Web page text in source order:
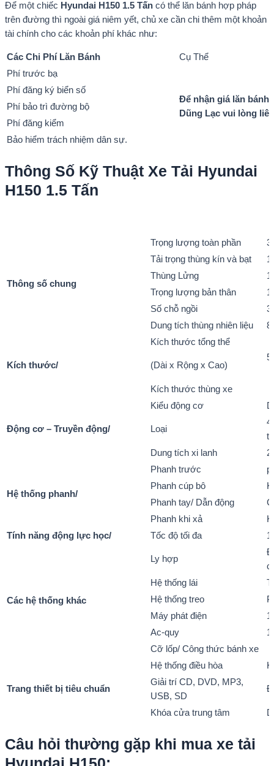
Để một chiếc Hyundai H150 1.5 Tấn có thể lăn bánh hợp pháp
trên đường thì ngoài giá niêm yết, chủ xe cần chi thêm một khoản
tài chính cho các khoản phí khác như:
Các Chi Phí Lăn Bánh
Cụ Thể
Phí trước bạ
Để nhận giá lăn
Dũng Lạc vui lòng
Phí đăng ký biển số
Phí bảo trì đường bộ
Phí đăng kiểm
Bảo hiểm trách nhiệm dân sự.
Thông Số Kỹ Thuật Xe Tải Hyundai
H150 1.5 Tấn
Thông số chung
Trọng lượng toàn phần
Tải trọng thùng kín và bạt
Thùng Lửng
Trọng lượng bản thân
Số chỗ ngồi
3
Dung tích thùng nhiên liệu
Kích thước/
Kích thước tổng thể
(Dài x Rộng x Cao)
Kích thước thùng xe
Động cơ – Truyền động/
Kiểu động cơ
Loại
4
Dung tích xi lanh
Hệ thống phanh/
Phanh trước
Phanh cúp bô
Phanh tay/ Dẫn động
Phanh khi xả
Tính năng động lực học/
Tốc độ tối đa
Các hệ thống khác
Ly hợp
Hệ thống lái
Hệ thống treo
Máy phát điện
Ac-quy
Cỡ lốp/ Công thức bánh xe
Trang thiết bị tiêu chuẩn
Hệ thống điều hòa
Giải trí CD, DVD, MP3,
USB, SD
Khóa cửa trung tâm
Câu hỏi thường gặp khi mua xe tải